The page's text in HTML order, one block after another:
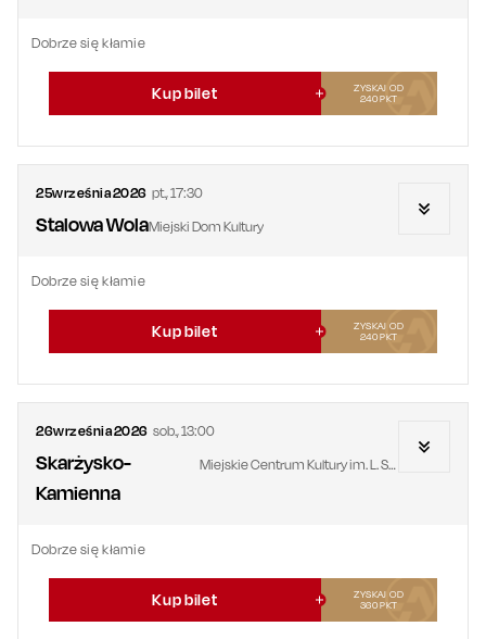
Dobrze się kłamie
Kup bilet
ZYSKAJ OD
240PKT
25września2026 pt.,17:30
Stalowa WolaMiejski Dom Kultury
Dobrze się kłamie
Kup bilet
ZYSKAJ OD
240PKT
26września2026 sob.,13:00
Skarżysko-
Kamienna
Miejskie Centrum Kultury im. L. Staffa
Dobrze się kłamie
Kup bilet
ZYSKAJ OD
360PKT